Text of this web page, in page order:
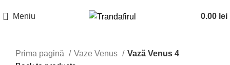
Meniu 0.00 lei
Prima pagină Vaze Venus
Vază Venus 4